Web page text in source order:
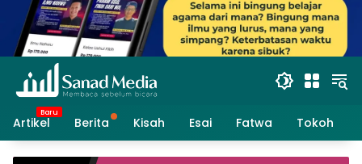
Artikel Berita Kisah Esai Fatwa Tokoh